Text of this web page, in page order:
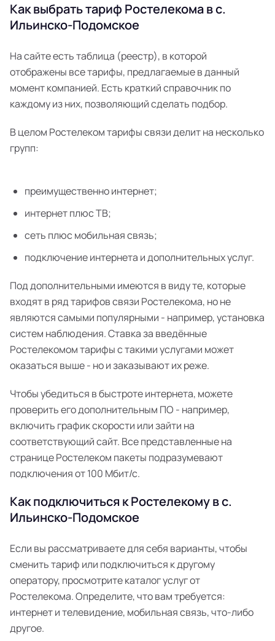
Как выбрать тариф Ростелекома в с.
Ильинско-Подомское
На сайте есть таблица (реестр), в которой
отображены все тарифы, предлагаемые в данный
момент компанией. Есть краткий справочник по
каждому из них, позволяющий сделать подбор.
В целом Ростелеком тарифы связи делит на несколько
групп:
преимущественно интернет;
интернет плюс ТВ;
сеть плюс мобильная связь;
подключение интернета и дополнительных услуг.
Под дополнительными имеются в виду те, которые
входят в ряд тарифов связи Ростелекома, но не
являются самыми популярными - например, установка
систем наблюдения. Ставка за введённые
Ростелекомом тарифы с такими услугами может
оказаться выше - но и заказывают их реже.
Чтобы убедиться в быстроте интернета, можете
проверить его дополнительным ПО - например,
включить график скорости или зайти на
соответствующий сайт. Все представленные на
странице Ростелеком пакеты подразумевают
подключения от 100 Мбит/с.
Как подключиться к Ростелекому в с.
Ильинско-Подомское
Если вы рассматриваете для себя варианты, чтобы
сменить тариф или подключиться к другому
оператору, просмотрите каталог услуг от
Ростелекома. Определите, что вам требуется:
интернет и телевидение, мобильная связь, что-либо
другое.